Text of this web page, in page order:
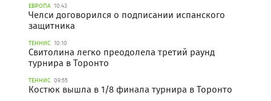
ЕВРОПА 10:43
Челси договорился о подписании испанского
защитника
ТЕННИС 10:10
Свитолина легко преодолела третий раунд
турнира в Торонто
ТЕННИС 09:55
Костюк вышла в 1/8 финала турнира в Торонто